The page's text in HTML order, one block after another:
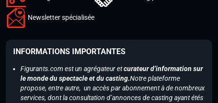
Newsletter spécialisée
INFORMATIONS IMPORTANTES
Figurants.com est un agrégateur etcurateur d’information sur
le monde du spectacle et du casting.Notre plateforme
propose, entre autre, un accès par abonnement à de nombreux
services, dont la consultation d’annonces de casting ayant étés